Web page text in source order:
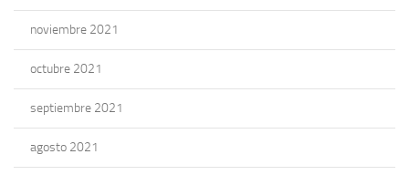
noviembre 2021
octubre 2021
septiembre 2021
agosto 2021